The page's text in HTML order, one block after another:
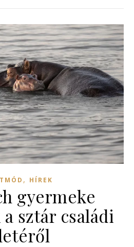
, HÍREK
gyermeke
sztár családi